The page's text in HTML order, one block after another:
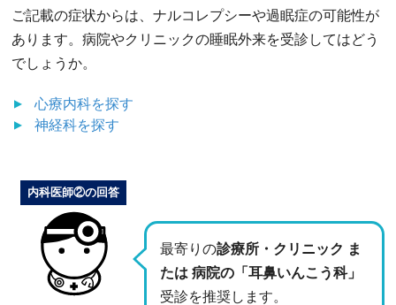
ご記載の症状からは、ナルコレプシーや過眠症の可能性が
あります。病院やクリニックの睡眠外来を受診してはどう
でしょうか。
心療内科を探す
神経科を探す
最寄りの診療所・クリニック ま
たは 病院の「耳鼻いんこう科」
受診を推奨します。
内科医師②の回答